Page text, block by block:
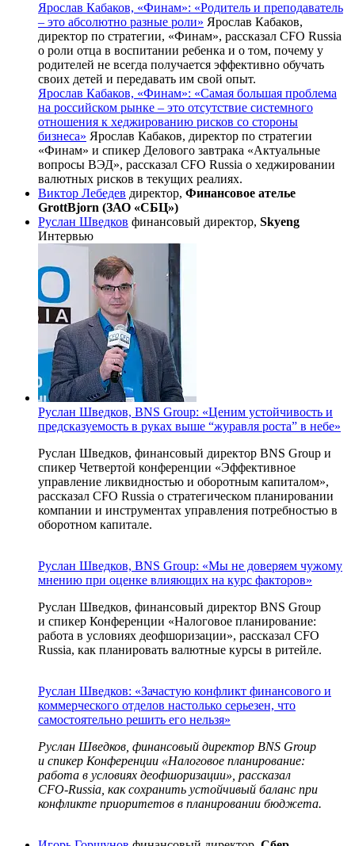
Ярослав Кабаков, «Финам»: «Родитель и преподаватель
– это абсолютно разные роли» Ярослав Кабаков,
директор по стратегии, «Финам», рассказал CFO Russia
о роли отца в воспитании ребенка и о том, почему у
родителей не всегда получается эффективно обучать
своих детей и передавать им свой опыт.
Ярослав Кабаков, «Финам»: «Самая большая проблема
на российском рынке – это отсутствие системного
отношения к хеджированию рисков со стороны
бизнеса» Ярослав Кабаков, директор по стратегии
«Финам» и спикер Делового завтрака «Актуальные
вопросы ВЭД», рассказал CFO Russia о хеджировании
валютных рисков в текущих реалиях.
Виктор Лебедев директор, Финансовое ателье
GrottBjorn (ЗАО «СБЦ»)
Руслан Шведков финансовый директор, Skyeng
Интервью
Руслан Шведков, BNS Group: «Ценим устойчивость и
предсказуемость в руках выше “журавля роста” в небе»
Руслан Шведков, финансовый директор BNS Group и
спикер Четвертой конференции «Эффективное
управление ликвидностью и оборотным капиталом»,
рассказал CFO Russia о стратегическом планировании
компании и инструментах управления потребностью в
оборотном капитале.
Руслан Шведков, BNS Group: «Мы не доверяем чужому
мнению при оценке влияющих на курс факторов»
Руслан Шведков, финансовый директор BNS Group
и спикер Конференции «Налоговое планирование:
работа в условиях деофшоризации», рассказал CFO
Russia, как планировать валютные курсы в ритейле.
Руслан Шведков: «Зачастую конфликт финансового и
коммерческого отделов настолько серьезен, что
самостоятельно решить его нельзя»
Руслан Шведков, финансовый директор BNS Group
и спикер Конференции «Налоговое планирование:
работа в условиях деофшоризации» , рассказал
CFO-Russia , как сохранить устойчивый баланс при
конфликте приоритетов в планировании бюджета.